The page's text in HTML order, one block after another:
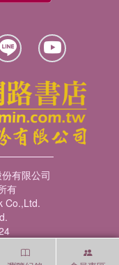
有限公司
有
Co.,Ltd.